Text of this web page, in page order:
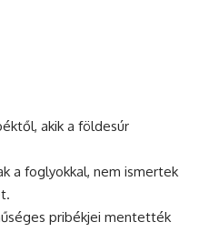
akik a földesúr
a foglyokkal, nem ismertek
pribékjei mentették